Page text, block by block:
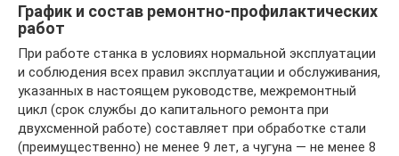
График и состав ремонтно-профилактических
работ
При работе станка в условиях нормальной эксплуатации
и соблюдения всех правил эксплуатации и обслуживания,
указанных в настоящем руководстве, межремонтный
цикл (срок службы до капитального ремонта при
двухсменной работе) составляет при обработке стали
(преимущественно) не менее 9 лет, а чугуна — не менее 8